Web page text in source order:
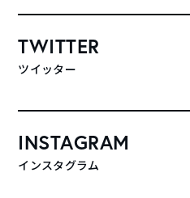
TWITTER
ツイッター
INSTAGRAM
インスタグラム